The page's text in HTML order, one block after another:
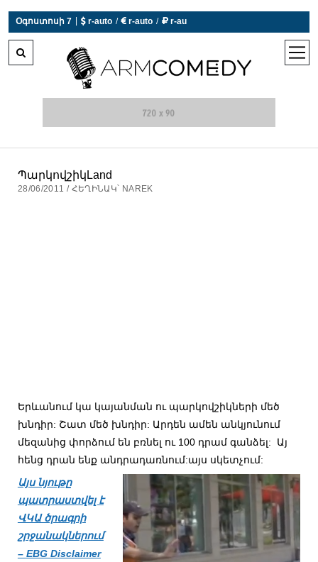
Օգոստոսի 7  r-auto /  r-auto /  r-au
open
ՊարկովշիկLand
28/06/2011 / ՀԵՂԻՆԱԿ՝ NAREK
Երևանում կա կայանման ու պարկովշիկների մեծ
խնդիր: Շատ մեծ խնդիր: Արդեն ամեն անկյունում
մեզանից փորձում են բռնել ու 100 դրամ գանձել: Այ
հենց դրան ենք անդրադառնում:այս սկետչում:
Այս նյութը
պատրաստվել է
ՎԿԱ ծրագրի
շրջանակներում
– EBG Disclaimer